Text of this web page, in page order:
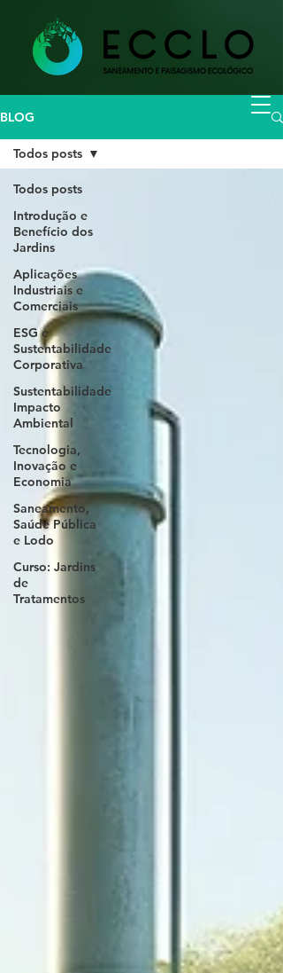
BLOG
Todos posts
Introdução e
Benefício dos
Jardins
Aplicações
Industriais e
Comerciais
ESG e
Sustentabilidade
Corporativa
Sustentabilidade
Impacto
Ambiental
Tecnologia,
Inovação e
Economia
Saneamento,
Saúde Pública
e Lodo
Curso: Jardins
de
Tratamentos
Todos posts